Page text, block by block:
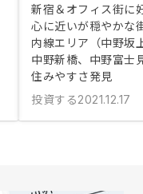
新宿＆オフィス街に
心に近いが穏やかな
内線エリア（中野坂
中野新橋、中野富士
住みやすさ発見
投資する2021.12.17